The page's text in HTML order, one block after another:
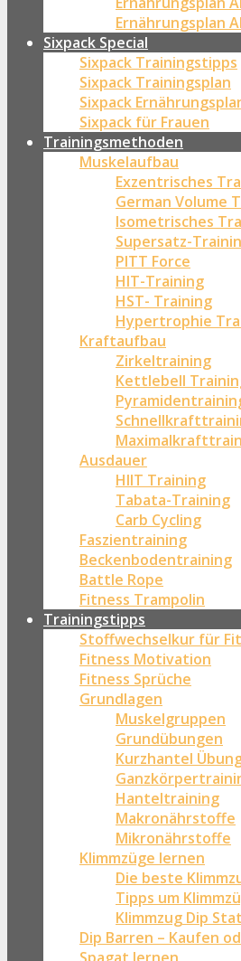
Ernährungsplan
Sixpack Special
Sixpack Trainingstipps
Sixpack Trainingsplan
Sixpack
Sixpack für Frauen
Trainingsmethoden
Muskelaufbau
Exzentrisches
German Volume
Isometrisches
Supersatz-
PITT Force
HIT-Training
HST- Training
Hypertrophie
Kraftaufbau
Zirkeltraining
Kettlebell
Ausdauer
HIIT Training
Tabata-Training
Carb Cycling
Faszientraining
Beckenbodentraining
Battle Rope
Fitness Trampolin
Trainingstipps
Stoffwechselkur für
Fitness Motivation
Fitness Sprüche
Grundlagen
Muskelgruppen
Grundübungen
Kurzhantel
Hanteltraining
Makronährstoffe
Mikronährstoffe
Klimmzüge lernen
Die beste
Tipps um
Klimmzug Dip
Dip Barren – Kaufen